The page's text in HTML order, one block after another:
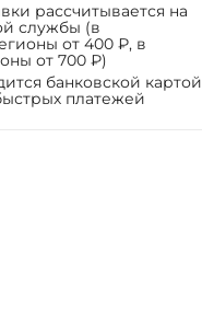
рассчитывается на
службы (в
от 400 ₽, в
от 700 ₽)
банковской картой
платежей